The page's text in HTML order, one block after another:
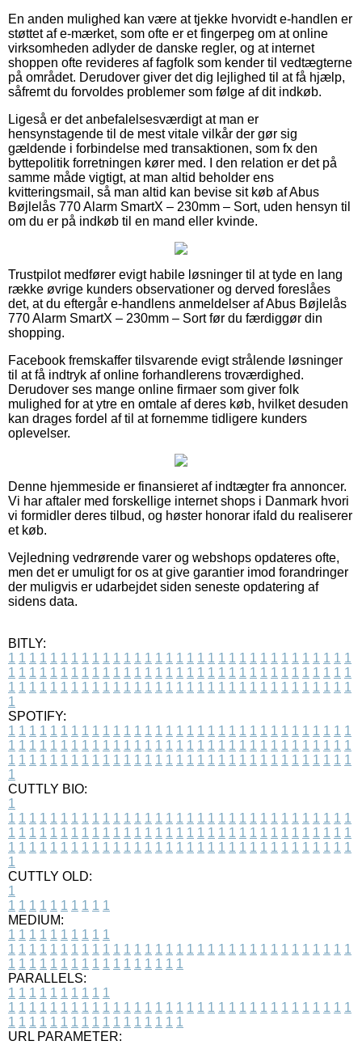
En anden mulighed kan være at tjekke hvorvidt e-handlen er
støttet af e-mærket, som ofte er et fingerpeg om at online
virksomheden adlyder de danske regler, og at internet
shoppen ofte revideres af fagfolk som kender til vedtægterne
på området. Derudover giver det dig lejlighed til at få hjælp,
såfremt du forvoldes problemer som følge af dit indkøb.
Ligeså er det anbefalelsesværdigt at man er
hensynstagende til de mest vitale vilkår der gør sig
gældende i forbindelse med transaktionen, som fx den
byttepolitik forretningen kører med. I den relation er det på
samme måde vigtigt, at man altid beholder ens
kvitteringsmail, så man altid kan bevise sit køb af Abus
Bøjlelås 770 Alarm SmartX – 230mm – Sort, uden hensyn til
om du er på indkøb til en mand eller kvinde.
Trustpilot medfører evigt habile løsninger til at tyde en lang
række øvrige kunders observationer og derved foreslåes
det, at du eftergår e-handlens anmeldelser af Abus Bøjlelås
770 Alarm SmartX – 230mm – Sort før du færdiggør din
shopping.
Facebook fremskaffer tilsvarende evigt strålende løsninger
til at få indtryk af online forhandlerens troværdighed.
Derudover ses mange online firmaer som giver folk
mulighed for at ytre en omtale af deres køb, hvilket desuden
kan drages fordel af til at fornemme tidligere kunders
oplevelser.
Denne hjemmeside er finansieret af indtægter fra annoncer.
Vi har aftaler med forskellige internet shops i Danmark hvori
vi formidler deres tilbud, og høster honorar ifald du realiserer
et køb.
Vejledning vedrørende varer og webshops opdateres ofte,
men det er umuligt for os at give garantier imod forandringer
der muligvis er udarbejdet siden seneste opdatering af
sidens data.
BITLY:
1 1 1 1 1 1 1 1 1 1 1 1 1 1 1 1 1 1 1 1 1 1 1 1 1 1 1 1 1 1 1 1 1
1 1 1 1 1 1 1 1 1 1 1 1 1 1 1 1 1 1 1 1 1 1 1 1 1 1 1 1 1 1 1 1 1
1 1 1 1 1 1 1 1 1 1 1 1 1 1 1 1 1 1 1 1 1 1 1 1 1 1 1 1 1 1 1 1 1
1
SPOTIFY:
1 1 1 1 1 1 1 1 1 1 1 1 1 1 1 1 1 1 1 1 1 1 1 1 1 1 1 1 1 1 1 1 1
1 1 1 1 1 1 1 1 1 1 1 1 1 1 1 1 1 1 1 1 1 1 1 1 1 1 1 1 1 1 1 1 1
1 1 1 1 1 1 1 1 1 1 1 1 1 1 1 1 1 1 1 1 1 1 1 1 1 1 1 1 1 1 1 1 1
1
CUTTLY BIO:
1
1 1 1 1 1 1 1 1 1 1 1 1 1 1 1 1 1 1 1 1 1 1 1 1 1 1 1 1 1 1 1 1 1
1 1 1 1 1 1 1 1 1 1 1 1 1 1 1 1 1 1 1 1 1 1 1 1 1 1 1 1 1 1 1 1 1
1 1 1 1 1 1 1 1 1 1 1 1 1 1 1 1 1 1 1 1 1 1 1 1 1 1 1 1 1 1 1 1 1
1
CUTTLY OLD:
1
1 1 1 1 1 1 1 1 1 1
MEDIUM:
1 1 1 1 1 1 1 1 1 1
1 1 1 1 1 1 1 1 1 1 1 1 1 1 1 1 1 1 1 1 1 1 1 1 1 1 1 1 1 1 1 1 1
1 1 1 1 1 1 1 1 1 1 1 1 1 1 1 1 1
PARALLELS:
1 1 1 1 1 1 1 1 1 1
1 1 1 1 1 1 1 1 1 1 1 1 1 1 1 1 1 1 1 1 1 1 1 1 1 1 1 1 1 1 1 1 1
1 1 1 1 1 1 1 1 1 1 1 1 1 1 1 1 1
URL PARAMETER: